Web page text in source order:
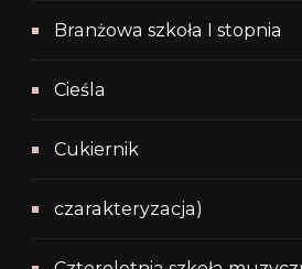
Branżowa szkoła I stopnia
Cieśla
Cukiernik
czarakteryzacja)